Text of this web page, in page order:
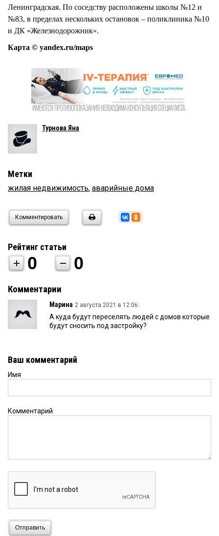
Ленинградская. По соседству расположены школы №12 и
№83, в пределах нескольких остановок – поликлиника №10
и ДК «Железнодорожник».
Карта © yandex.ru/maps
Турнова Яна
Метки
жилая недвижимость, аварийные дома
Комментировать
Рейтинг статьи
0 0
Комментарии
Марина 2 августа 2021 в 12:06:
А куда будут переселять людей с домов которые
будут сносить под застройку?
Ваш комментарий
Имя
Комментарий
Отправить